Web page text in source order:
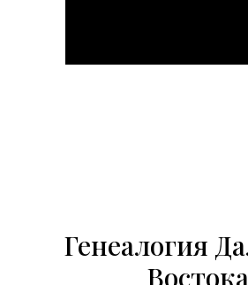
Генеалогия
Востока
Генеалогический